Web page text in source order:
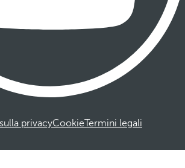
privacyCookieTermini legali